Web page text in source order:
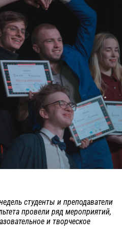
студенты и преподаватели
провели ряд мероприятий,
и творческое